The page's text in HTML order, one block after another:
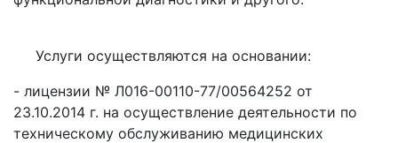
Услуги осуществляются на основании:
- лицензии № Л016-00110-77/00564252 от
23.10.2014 г. на осуществление деятельности по
техническому обслуживанию медицинских